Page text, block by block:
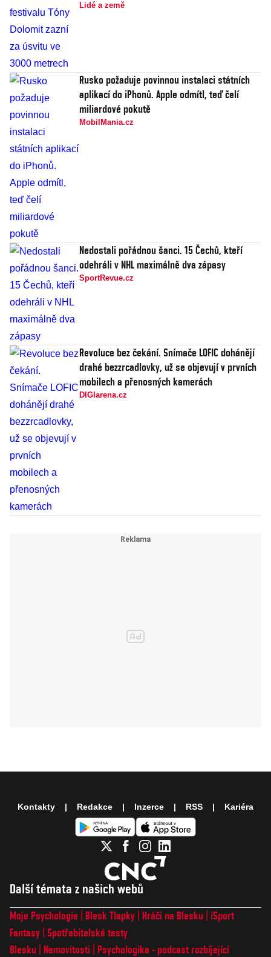
Lidé a země
Rusko požaduje povinnou instalaci státních
aplikací do iPhonů. Apple odmítl, teď čelí
miliardové pokutě
MobilMania.cz
Nedostali pořádnou šanci. 15 Čechů, kteří
odehráli v NHL maximálně dva zápasy
SportRevue.cz
Revoluce bez čekání. Snímače LOFIC dohánějí
drahé bezzrcadlovky, už se objevují v prvních
mobilech a přenosných kamerách
DIGIarena.cz
Další témata z našich webů
Moje Psychologie Blesk Tlapky Hráči na Blesku
iSport
Fantasy Spotřebitelské testy
Blesku
Nemovitosti
Psychologika - podcast rozbíjející
Kontakty Redakce Inzerce RSS Kariéra